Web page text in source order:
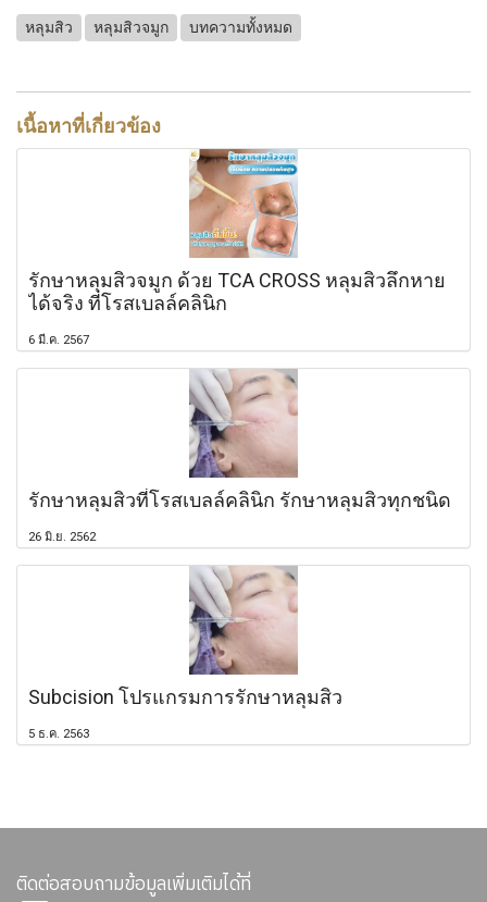
หลุมสิว หลุมสิวจมูก บทความทั้งหมด
เนื้อหาที่เกี่ยวข้อง
รักษาหลุมสิวจมูก ด้วย TCA CROSS หลุมสิวลึกหาย
ได้จริง ที่โรสเบลล์คลินิก
6 มี.ค. 2567
รักษาหลุมสิวที่โรสเบลล์คลินิก รักษาหลุมสิวทุกชนิด
26 มิ.ย. 2562
Subcision โปรแกรมการรักษาหลุมสิว
5 ธ.ค. 2563
ติดต่อสอบถามข้อมูลเพิ่มเติมได้ที่